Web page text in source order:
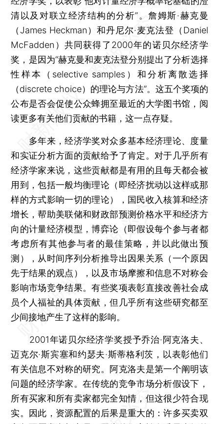
清以及对联立经济结构的分析”。詹姆斯·赫克曼
（James Heckman）和丹尼尔·麦克法登（Daniel
McFadden）共同获得了2000年的诺贝尔经济学
奖，是因为“赫克曼和麦克法登分别提出了分析选择
性样本（selective samples）和分析离散选择
（discrete choice）的理论与方法”。这五个奖项的
公布是否会促使公众蜂拥至最近的大学图书馆，阅
读更多有关他们贡献的书籍，这一点存疑。
多年来，经济学奖对众多基本经济理论、度量
和实证分析方面的贡献给予了肯定。对于几乎所有
经济学家来说，这些贡献都是有用的且每天都会被
用到，包括一般均衡理论（即经济扰动以这样或那
样的方式影响一切的理论），国民收入核算和经济
增长，帮助美联储和财政部预测价格水平和经济方
向的计量经济模型，博弈论（即假设每个参与者都
考虑所有其他参与者的最佳策略，并以此做出预
测），从时间序列分析推导出因果关系（一个原因
先于结果的观点），以及市场摩擦和信息不对称会
影响市场竞争结果。有些奖项表彰直接改善社会成
员个人福祉的具体贡献，但几乎所有这些研究都至
少间接地产生了这样的影响。
2001年诺贝尔经济学奖授予乔治·阿克洛夫、
迈克尔·斯宾塞和约瑟夫·斯蒂格利茨，以表彰他们
有关信息不对称的研究。阿克洛夫是第一个阐明该
问题的经济学家。在传统的竞争市场分析假设下，
所有买家和所有卖家都完全知情，但这很少符合现
实。因此，资源配置的后果是重大的：许多买卖双